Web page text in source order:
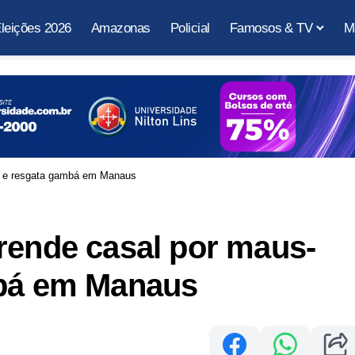
2026 Amazonas Policial Famosos & TV
resgata gambá em Manaus
casal por maus-
em Manaus